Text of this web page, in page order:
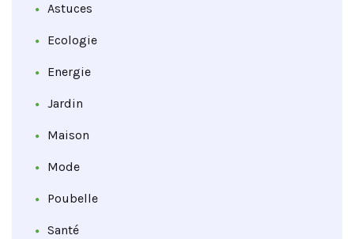
Astuces
Ecologie
Energie
Jardin
Maison
Mode
Poubelle
Santé